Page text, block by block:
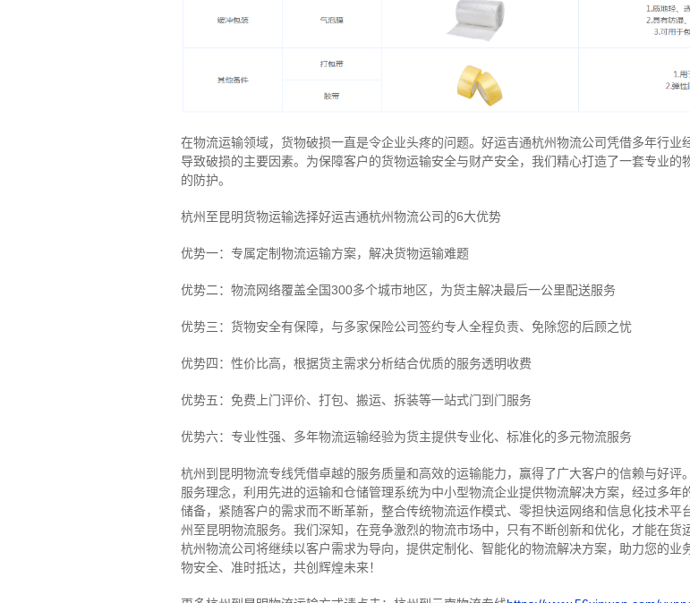
在物流运输领域，货物破损一直是令企业头疼的问题。好运吉通杭州物流公司凭借多年行
导致破损的主要因素。为保障客户的货物运输安全与财产安全，我们精心打造了一套专业
的防护。
杭州至昆明货物运输选择好运吉通杭州物流公司的6大优势
优势一：专属定制物流运输方案，解决货物运输难题
优势二：物流网络覆盖全国300多个城市地区，为货主解决最后一公里配送服务
优势三：货物安全有保障，与多家保险公司签约专人全程负责、免除您的后顾之忧
优势四：性价比高，根据货主需求分析结合优质的服务透明收费
优势五：免费上门评价、打包、搬运、拆装等一站式门到门服务
优势六：专业性强、多年物流运输经验为货主提供专业化、标准化的多元物流服务
杭州到昆明物流专线凭借卓越的服务质量和高效的运输能力，赢得了广大客户的信赖与好评。
服务理念，利用先进的运输和仓储管理系统为中小型物流企业提供物流解决方案，经过多
储备，紧随客户的需求而不断革新，整合传统物流运作模式、零担快运网络和信息化技术
州至昆明物流服务。 我们深知，在竞争激烈的物流市场中，只有不断创新和优化，才能在货
杭州物流公司将继续以客户需求为导向，提供定制化、智能化的物流解决方案，助力您的
物安全、准时抵达，共创辉煌未来！